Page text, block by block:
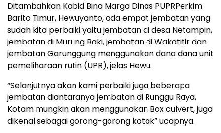
Ditambahkan Kabid Bina Marga Dinas PUPRPerkim
Barito Timur, Hewuyanto, ada empat jembatan yang
sudah kita perbaiki yaitu jembatan di desa Netampin,
jembatan di Murung Baki, jembatan di Wakatitir dan
jembatan Garunggung menggunakan dana dana unit
pemeliharaan rutin (UPR), jelas Hewu.
“Selanjutnya akan kami perbaiki juga beberapa
jembatan diantaranya jembatan di Runggu Raya,
Kotam mungkin akan menggunakan Box culvert, juga
dikenal sebagai gorong-gorong kotak” ucapnya.